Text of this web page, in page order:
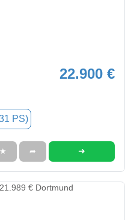
22.900 €
PS)
★ ➦ ➜